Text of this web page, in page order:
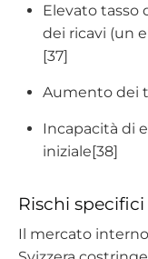
Elevato tasso
dei ricavi (un
[37]
Aumento dei
Incapacità di
iniziale[38]
Rischi
Il mercato